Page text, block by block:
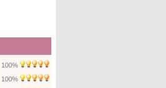
100%
100%